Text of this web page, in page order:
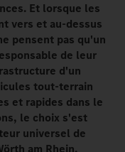
Et lorsque les
vers et au-dessus
pensent pas qu'un
de leur
d'un
tout-terrain
et rapides dans le
le choix s'est
universel de
am Rhein.